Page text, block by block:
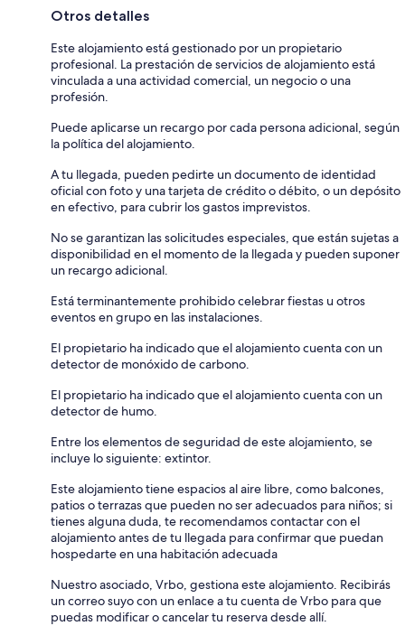
Otros detalles
Este alojamiento está gestionado por un propietario
profesional. La prestación de servicios de alojamiento está
vinculada a una actividad comercial, un negocio o una
profesión.
Puede aplicarse un recargo por cada persona adicional, según
la política del alojamiento.
A tu llegada, pueden pedirte un documento de identidad
oficial con foto y una tarjeta de crédito o débito, o un depósito
en efectivo, para cubrir los gastos imprevistos.
No se garantizan las solicitudes especiales, que están sujetas a
disponibilidad en el momento de la llegada y pueden suponer
un recargo adicional.
Está terminantemente prohibido celebrar fiestas u otros
eventos en grupo en las instalaciones.
El propietario ha indicado que el alojamiento cuenta con un
detector de monóxido de carbono.
El propietario ha indicado que el alojamiento cuenta con un
detector de humo.
Entre los elementos de seguridad de este alojamiento, se
incluye lo siguiente: extintor.
Este alojamiento tiene espacios al aire libre, como balcones,
patios o terrazas que pueden no ser adecuados para niños; si
tienes alguna duda, te recomendamos contactar con el
alojamiento antes de tu llegada para confirmar que puedan
hospedarte en una habitación adecuada
Nuestro asociado, Vrbo, gestiona este alojamiento. Recibirás
un correo suyo con un enlace a tu cuenta de Vrbo para que
puedas modificar o cancelar tu reserva desde allí.